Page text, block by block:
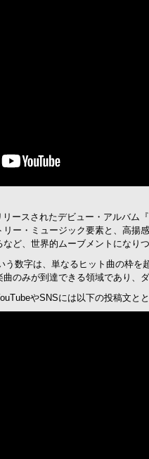
リースされたデビュー・アルバ
ー・ミュージック要素と、高揚
ど、世界的ムーブメントになり
数字は、単なるヒット曲の枠
のみが到達できる領域であり、
やSNSには以下の投稿文と